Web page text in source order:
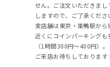
せん。ご注文いただきまし
しますので、ご了承くださ
実店舗は東京・巣鴨駅から
近くにコインパーキングも
（1時間300円～400円）。
ご来店お待ちしております